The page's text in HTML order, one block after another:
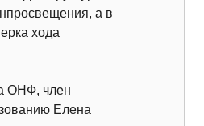
а в
хода
ОНФ, член
Елена